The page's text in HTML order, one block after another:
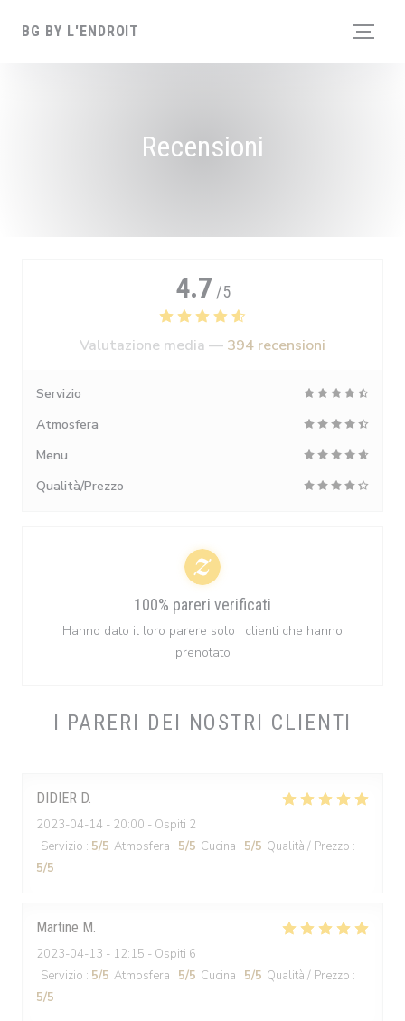
BG BY L'ENDROIT
Recensioni
I PARERI DEI NOSTRI CLIENTI
DIDIER D
2023-04-14 - 20:00 - Ospiti 2
Servizio : 5/5 Atmosfera : 5/5 Cucina : 5/5 Qualità / Prezzo :
5/5
Martine M
2023-04-13 - 12:15 - Ospiti 6
Servizio : 5/5 Atmosfera : 5/5 Cucina : 5/5 Qualità / Prezzo :
5/5
4.7 /5
Valutazione media — 394 recensioni
Servizio
Atmosfera
Menu
Qualità/Prezzo
100% pareri verificati
Hanno dato il loro parere solo i clienti che hanno
prenotato